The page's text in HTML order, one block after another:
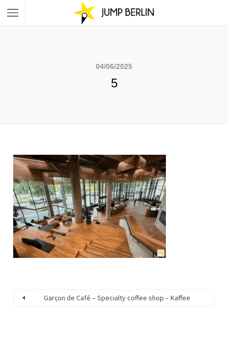
04/06/2025
5
Garçon de Café – Specialty coffee shop – Kaffee